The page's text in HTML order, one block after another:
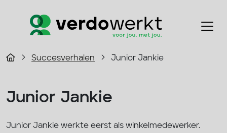
Succesverhalen Junior Jankie
Junior Jankie
Junior Jankie werkte eerst als winkelmedewerker.